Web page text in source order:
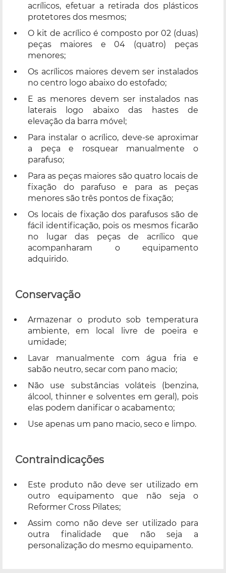
acrílicos, efetuar a retirada dos plásticos
protetores dos mesmos;
O kit de acrílico é composto por 02 (duas)
peças maiores e 04 (quatro) peças
menores;
Os acrílicos maiores devem ser instalados
no centro logo abaixo do estofado;
E as menores devem ser instalados nas
laterais logo abaixo das hastes de
elevação da barra móvel;
Para instalar o acrílico, deve-se aproximar
a peça e rosquear manualmente o
parafuso;
Para as peças maiores são quatro locais de
fixação do parafuso e para as peças
menores são três pontos de fixação;
Os locais de fixação dos parafusos são de
fácil identificação, pois os mesmos ficarão
no lugar das peças de acrílico que
acompanharam o equipamento
adquirido.
Conservação
Armazenar o produto sob temperatura
ambiente, em local livre de poeira e
umidade;
Lavar manualmente com água fria e
sabão neutro, secar com pano macio;
Não use substâncias voláteis (benzina,
álcool, thinner e solventes em geral), pois
elas podem danificar o acabamento;
Use apenas um pano macio, seco e limpo.
Contraindicações
Este produto não deve ser utilizado em
outro equipamento que não seja o
Reformer Cross Pilates;
Assim como não deve ser utilizado para
outra finalidade que não seja a
personalização do mesmo equipamento.